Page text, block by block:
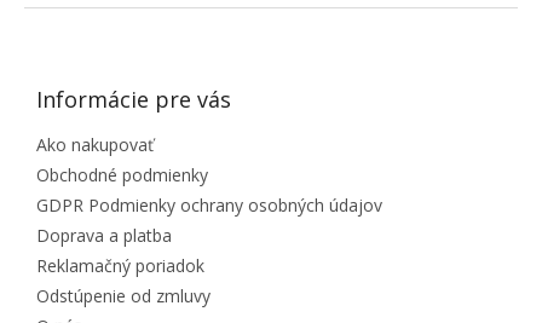
ZÁPÄTIE
Informácie pre vás
Ako nakupovať
Obchodné podmienky
GDPR Podmienky ochrany osobných údajov
Doprava a platba
Reklamačný poriadok
Odstúpenie od zmluvy